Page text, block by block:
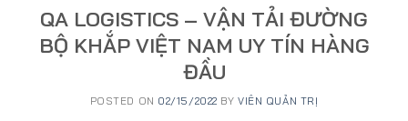
QA LOGISTICS – VẬN TẢI ĐƯỜNG
BỘ KHẮP VIỆT NAM UY TÍN HÀNG
ĐẦU
POSTED ON 02/15/2022 BYVIÊN QUẢN TRỊ